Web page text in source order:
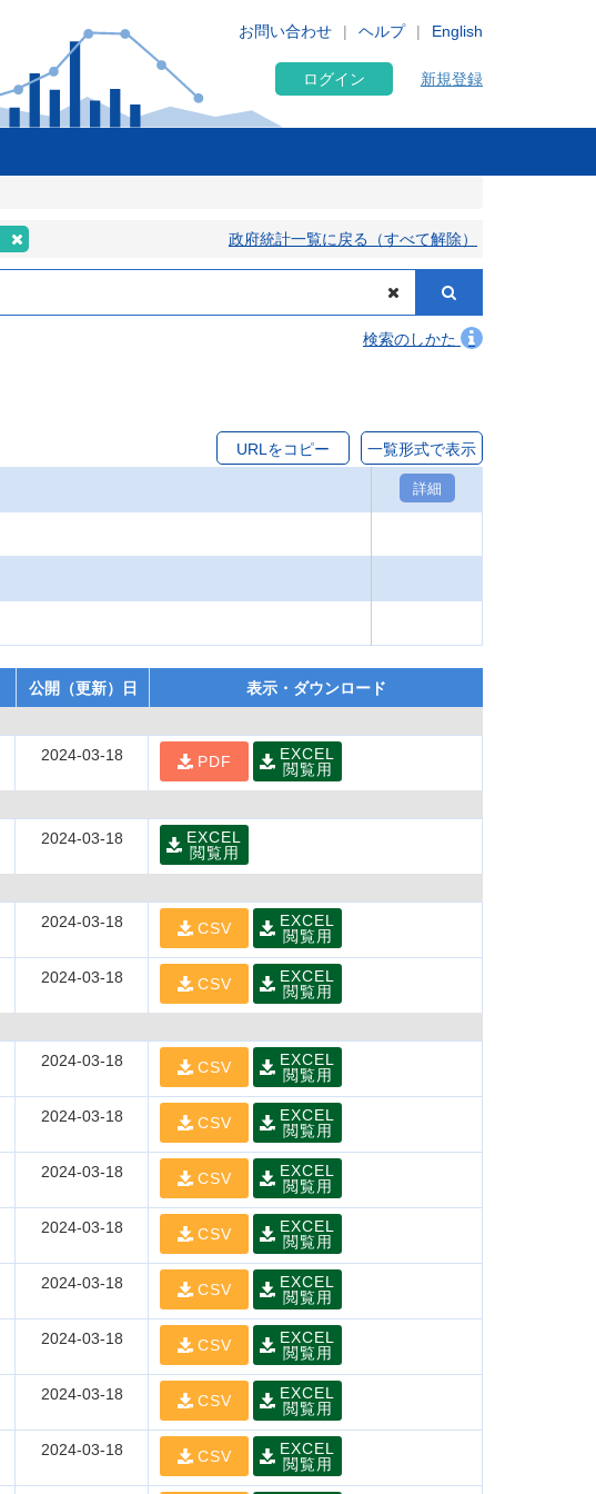
English
お問い合わせ ヘルプ
ログイン 新規登録
政府統計一覧に戻る（すべて解除）
検索のしかた
URLをコピー 一覧形式で表示
詳細
公開（更新）日
表示・ダウンロード
2024-03-18 PDF
EXCEL
閲覧用
2024-03-18
EXCEL
閲覧用
2024-03-18 CSV
EXCEL
閲覧用
2024-03-18 CSV
EXCEL
閲覧用
2024-03-18 CSV
EXCEL
閲覧用
2024-03-18 CSV
EXCEL
閲覧用
2024-03-18 CSV
EXCEL
閲覧用
2024-03-18 CSV
EXCEL
閲覧用
2024-03-18 CSV
EXCEL
閲覧用
2024-03-18 CSV
EXCEL
閲覧用
2024-03-18 CSV
EXCEL
閲覧用
2024-03-18 CSV
EXCEL
閲覧用